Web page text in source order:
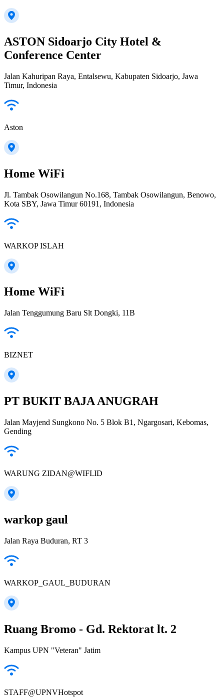
ASTON Sidoarjo City Hotel &
Conference Center
Jalan Kahuripan Raya, Entalsewu, Kabupaten Sidoarjo, Jawa
Timur, Indonesia
Aston
Home WiFi
Jl. Tambak Osowilangun No.168, Tambak Osowilangun, Benowo,
Kota SBY, Jawa Timur 60191, Indonesia
WARKOP ISLAH
Home WiFi
Jalan Tenggumung Baru Slt Dongki, 11B
BIZNET
PT BUKIT BAJA ANUGRAH
Jalan Mayjend Sungkono No. 5 Blok B1, Ngargosari, Kebomas,
Gending
WARUNG ZIDAN@WIFI.ID
warkop gaul
Jalan Raya Buduran, RT 3
WARKOP_GAUL_BUDURAN
Ruang Bromo - Gd. Rektorat lt. 2
Kampus UPN "Veteran" Jatim
STAFF@UPNVHotspot